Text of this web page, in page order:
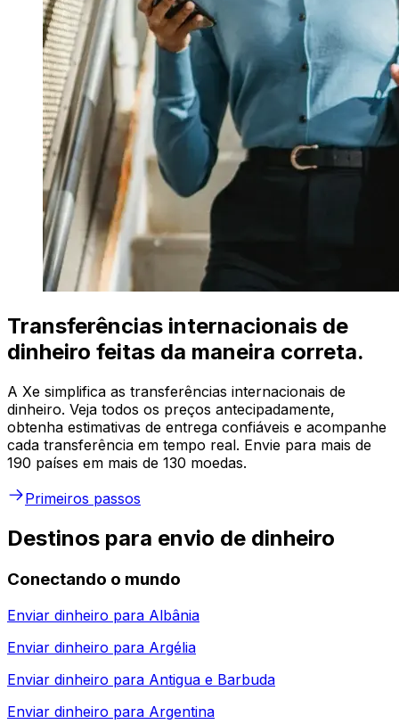
Transferências internacionais de
dinheiro feitas da maneira correta.
A Xe simplifica as transferências internacionais de
dinheiro. Veja todos os preços antecipadamente,
obtenha estimativas de entrega confiáveis e acompanhe
cada transferência em tempo real. Envie para mais de
190 países em mais de 130 moedas.
Primeiros passos
Destinos para envio de dinheiro
Conectando o mundo
Enviar dinheiro para Albânia
Enviar dinheiro para Argélia
Enviar dinheiro para Antigua e Barbuda
Enviar dinheiro para Argentina